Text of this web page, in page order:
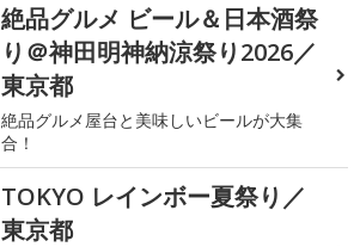
絶品グルメ ビール＆日本酒祭
り＠神田明神納涼祭り2026／
東京都
絶品グルメ屋台と美味しいビールが大集
合！
TOKYO レインボー夏祭り／
東京都